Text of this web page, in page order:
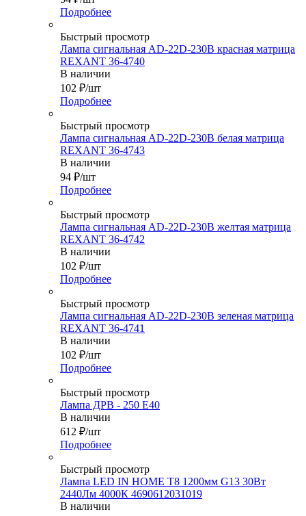
Подробнее
Быстрый просмотр
Лампа сигнальная AD-22D-230В красная матрица
REXANT 36-4740
В наличии
102 ₽/шт
Подробнее
Быстрый просмотр
Лампа сигнальная AD-22D-230В белая матрица
REXANT 36-4743
В наличии
94 ₽/шт
Подробнее
Быстрый просмотр
Лампа сигнальная AD-22D-230В желтая матрица
REXANT 36-4742
В наличии
102 ₽/шт
Подробнее
Быстрый просмотр
Лампа сигнальная AD-22D-230В зеленая матрица
REXANT 36-4741
В наличии
102 ₽/шт
Подробнее
Быстрый просмотр
Лампа ДРВ - 250 Е40
В наличии
612 ₽/шт
Подробнее
Быстрый просмотр
Лампа LED IN HOME T8 1200мм G13 30Вт
2440Лм 4000К 4690612031019
В наличии